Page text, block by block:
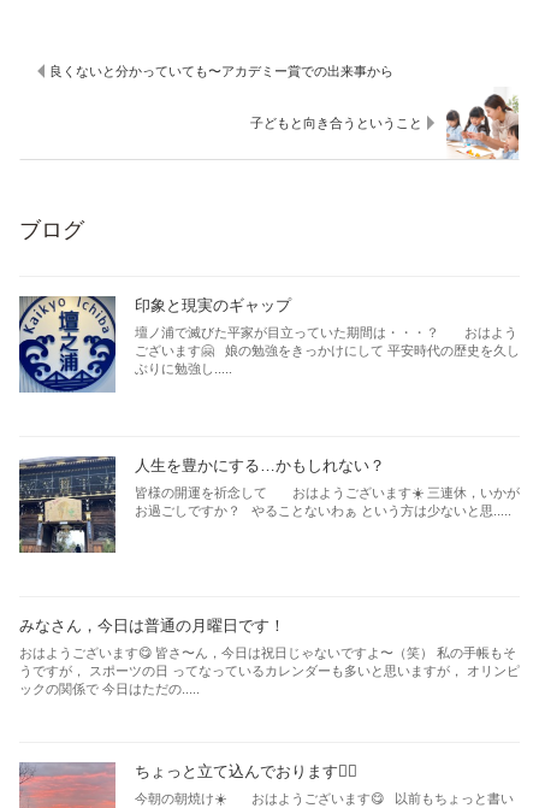
良くないと分かっていても〜アカデミー賞での出来事から
子どもと向き合うということ
ブログ
印象と現実のギャップ
壇ノ浦で滅びた平家が目立っていた期間は・・・？ おはよう
ございます🤗 娘の勉強をきっかけにして 平安時代の歴史を久し
ぶりに勉強し.....
人生を豊かにする…かもしれない？
皆様の開運を祈念して おはようございます☀️ 三連休，いかが
お過ごしですか？ やることないわぁ という方は少ないと思.....
みなさん，今日は普通の月曜日です！
おはようございます😋 皆さ〜ん，今日は祝日じゃないですよ〜（笑） 私の手帳もそ
うですが， スポーツの日 ってなっているカレンダーも多いと思いますが， オリンピ
ックの関係で 今日はただの.....
ちょっと立て込んでおります🙇‍♂️
今朝の朝焼け☀️ おはようございます😋 以前もちょっと書い